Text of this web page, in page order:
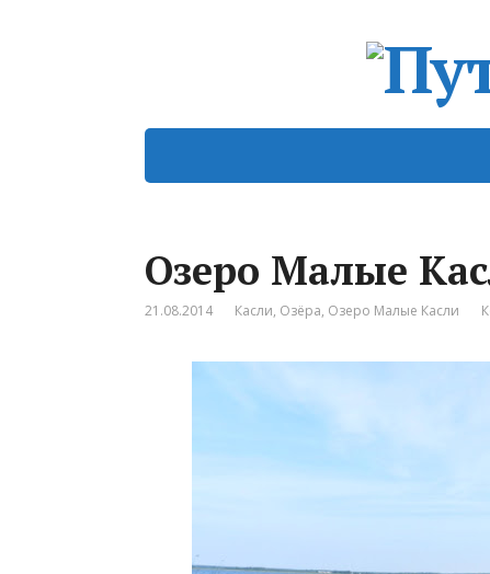
Озеро Малые
21.08.2014 Касли, Озёра, Озеро Малые Касли